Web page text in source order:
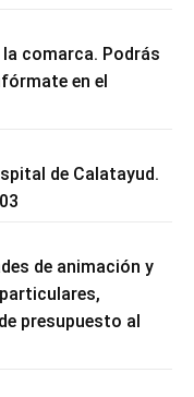
la comarca. Podrás
en el
de Calatayud.
de animación y
presupuesto al